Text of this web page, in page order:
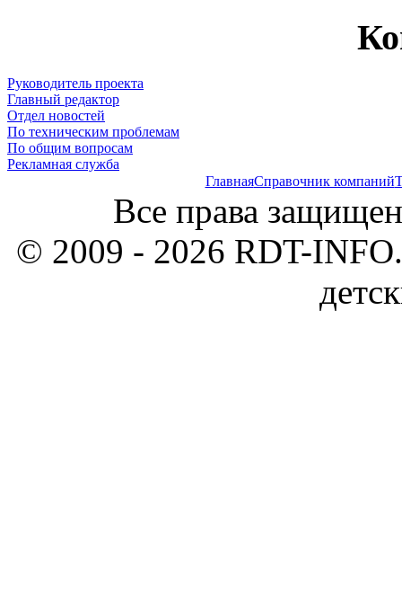
Руководитель проекта
Главный редактор
Отдел новостей
По техническим проблемам
По общим вопросам
Рекламная служба
ГлавнаяСправочник компаний
Все права
© 2009 - 2026 RDT-